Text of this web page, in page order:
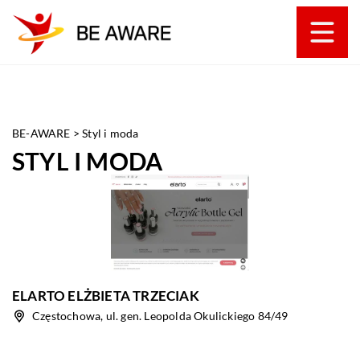
BE-AWARE >Styl i moda
STYL I MODA
ELARTO ELŻBIETA TRZECIAK
Częstochowa, ul. gen. Leopolda Okulickiego 84/49